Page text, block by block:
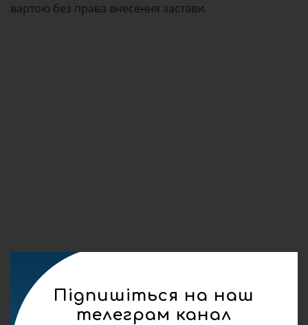
вартою без права внесення застави.
Підпишіться на наш
телеграм канал